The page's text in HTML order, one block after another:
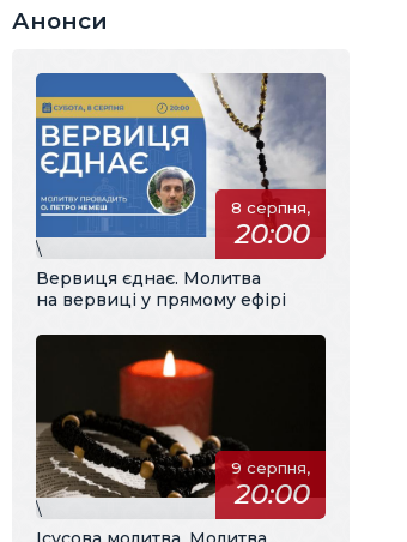
Анонси
8 серпня,
20:00
\
Вервиця єднає. Молитва
на вервиці у прямому ефірі
9 серпня,
20:00
\